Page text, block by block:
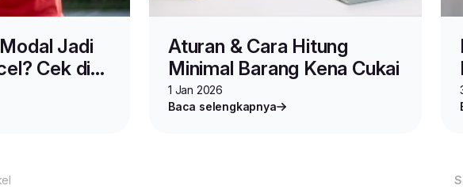
Jadi
Cek di
Aturan & Cara Hitung
Minimal Barang Kena Cukai
1 Jan 2026
Baca selengkapnya